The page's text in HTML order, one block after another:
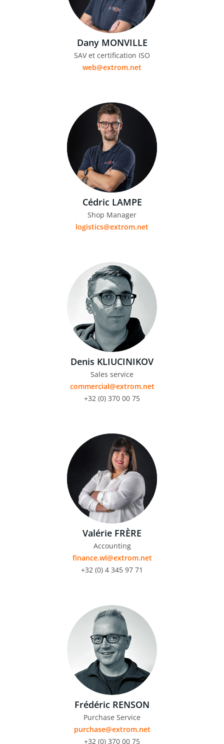
Dany MONVILLE
SAV et certification ISO
web@extrom.net
Cédric LAMPE
Shop Manager
logistics@extrom.net
Denis KLIUCINIKOV
Sales service
commercial@extrom.net
+32 (0) 370 00 75
Valérie FRÈRE
Accounting
finance.wl@extrom.net
+32 (0) 4 345 97 71
Frédéric RENSON
Purchase Service
purchase@extrom.net
+32 (0) 370 00 75